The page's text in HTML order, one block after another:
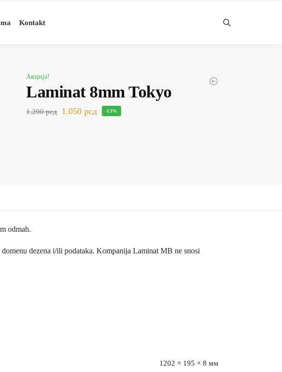
Kontakt
Акција!
Laminat 8mm Tokyo
1.200рсд 1.050рсд -13%
odmah.
dezena i/ili podataka. Kompanija Laminat MB ne snosi
1202 × 195 × 8 мм